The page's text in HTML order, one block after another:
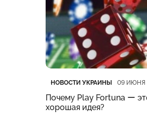
Категория
НОВОСТИ УКРАИНЫ
Дата публикации 09 ИЮНЯ
Почему Play Fortuna ー
хорошая идея?